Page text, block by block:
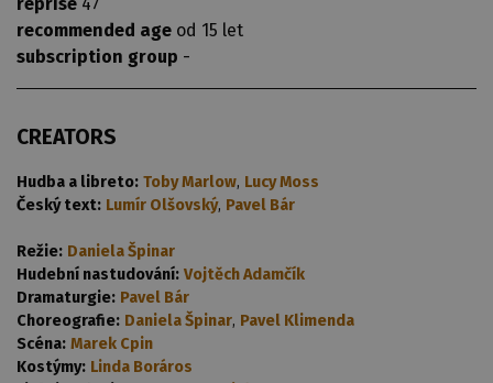
recommended age od 15 let
subscription group -
CREATORS
Hudba a libreto: Toby Marlow, Lucy Moss
Český text: Lumír Olšovský, Pavel Bár
Režie: Daniela Špinar
Hudební nastudování: Vojtěch Adamčík
Dramaturgie: Pavel Bár
Choreografie: Daniela Špinar, Pavel Klimenda
Scéna: Marek Cpin
Kostýmy: Linda Boráros